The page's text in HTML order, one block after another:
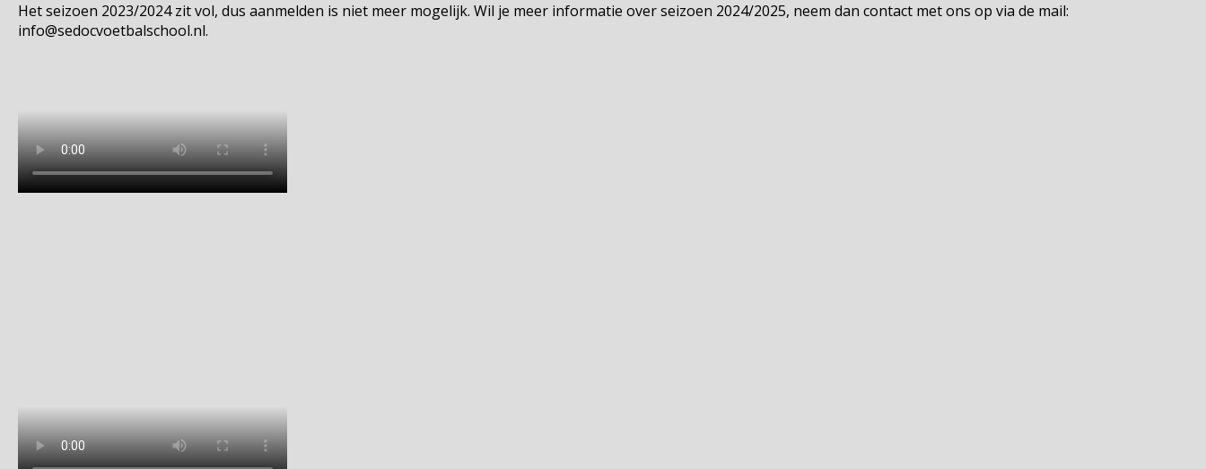
Het seizoen 2023/2024 zit vol, dus aanmelden is niet meer mogelijk. Wil je meer informatie over seizoen 2024/2025, neem dan contact met ons op via de mail:
info@sedocvoetbalschool.nl.